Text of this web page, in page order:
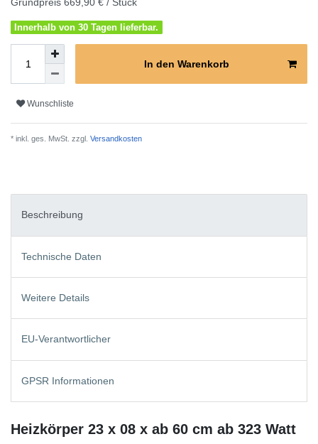
Innerhalb von 30 Tagen lieferbar.
In den Warenkorb
Wunschliste
* inkl. ges. MwSt. zzgl. Versandkosten
Beschreibung
Technische Daten
Weitere Details
EU-Verantwortlicher
GPSR Informationen
Heizkörper 23 x 08 x ab 60 cm ab 323 Watt